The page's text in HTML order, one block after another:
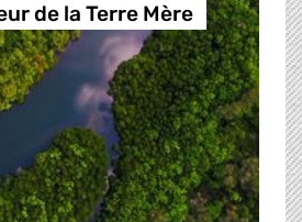
de la Terre Mère